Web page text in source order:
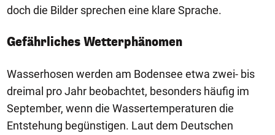
doch die Bilder sprechen eine klare Sprache.
Gefährliches Wetterphänomen
Wasserhosen werden am Bodensee etwa zwei- bis
dreimal pro Jahr beobachtet, besonders häufig im
September, wenn die Wassertemperaturen die
Entstehung begünstigen. Laut dem Deutschen